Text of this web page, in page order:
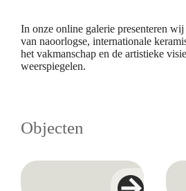
In onze online galerie presenteren
van naoorlogse, internationale
het vakmanschap en de artistieke
weerspiegelen.
Objecten